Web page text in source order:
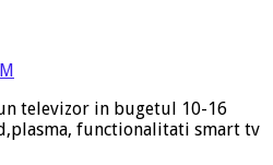
televizor in bugetul 10-16
functionalitati smart tv